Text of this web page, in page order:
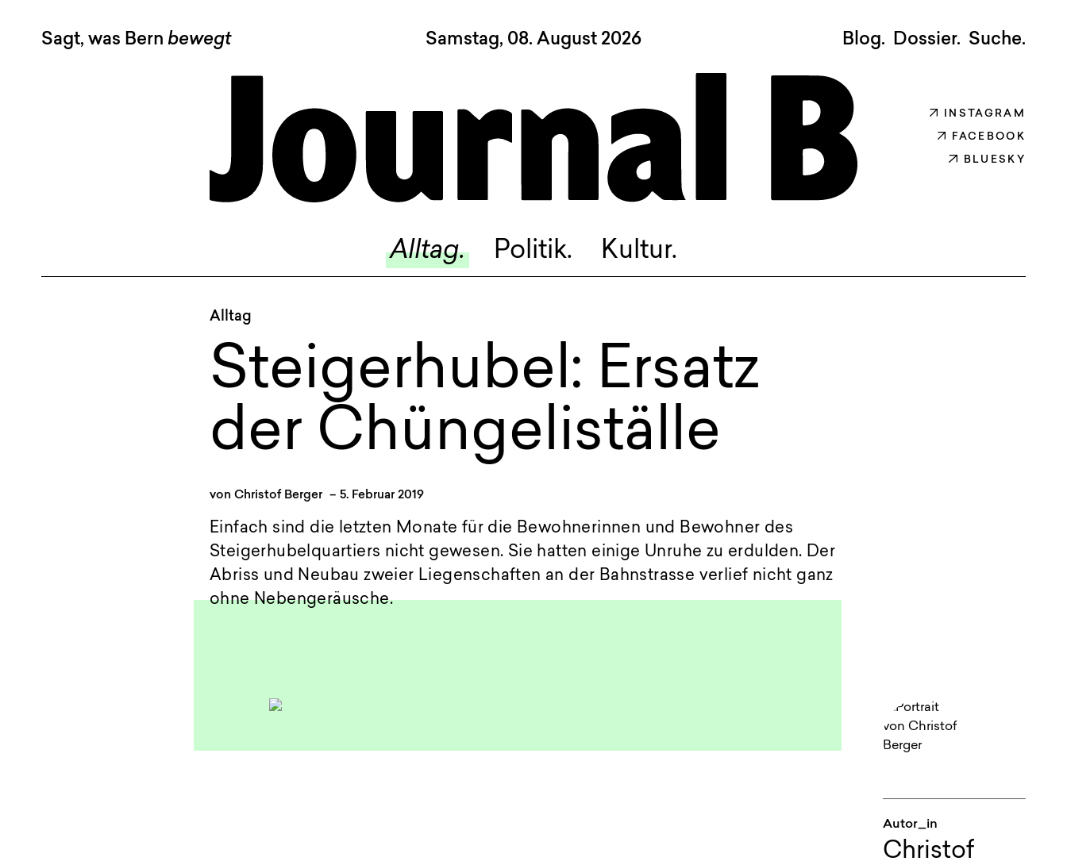
Samstag, 08. August 2026
INSTAGRAM
FACEBOOK
BLUESKY
Alltag. Politik. Kultur.
Sagt, was Bern bewegt Blog. Dossier. Suche.
Blog.
Suche.
BLUESKY
Alltag
Steigerhubel: Ersatz
der Chüngeliställe
von Christof Berger – 5. Februar 2019
Einfach sind die letzten Monate für die Bewohnerinnen und Bewohner des
Steigerhubelquartiers nicht gewesen. Sie hatten einige Unruhe zu erdulden. Der
Abriss und Neubau zweier Liegenschaften an der Bahnstrasse verlief nicht ganz
ohne Nebengeräusche.
Autor_in
Christof